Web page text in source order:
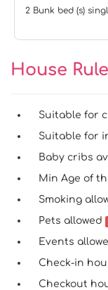
2 Bunk bed (s)
House
Suitable for
Suitable for
Baby cribs
Min Age of
Smoking
Pets allowed
Events
Check-in
Checkout